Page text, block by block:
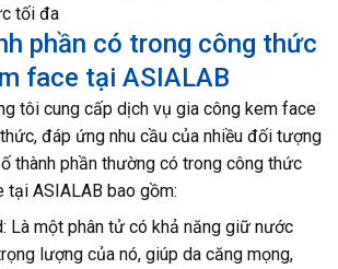
tối đa
phần có trong công thức
face tại ASIALAB
tôi cung cấp dịch vụ gia công kem face
đáp ứng nhu cầu của nhiều đối tượng
thành phần thường có trong công thức
tại ASIALAB bao gồm:
Là một phân tử có khả năng giữ nước
lượng của nó, giúp da căng mọng,